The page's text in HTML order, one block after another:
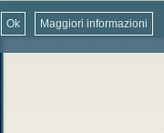
Maggiori informazioni
Ok